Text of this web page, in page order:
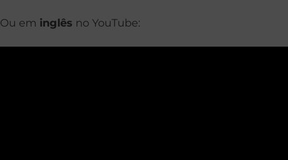
Ou em inglês no YouTube: